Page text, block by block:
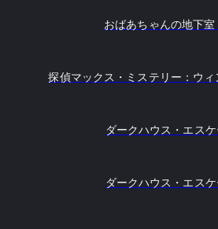
おばあちゃんの地下室
探偵マックス・ミステリー：ウ
ダークハウス・エスケ
ダークハウス・エス